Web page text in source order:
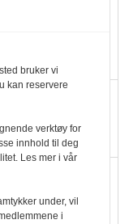
velge
sliter
nok melk
bruker vi
kan reservere
verktøy for
innhold til deg
Les mer i vår
under, vil
i